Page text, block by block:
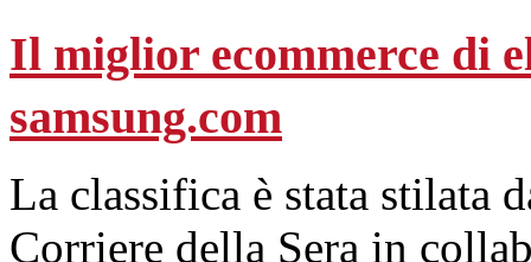
Il miglior ecommerce di
samsung.com
La classifica è stata stilata
Corriere della Sera in